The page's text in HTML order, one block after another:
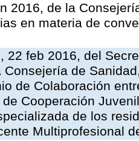
2016, de la
en materia de
22 feb 2016, del
Consejería de
de Colaboración
Cooperación
de los
Multiprofesional